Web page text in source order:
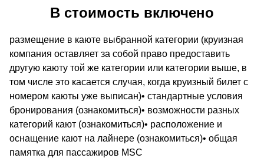
В стоимость включено
размещение в каюте выбранной категории (круизная
компания оставляет за собой право предоставить
другую каюту той же категории или категории выше, в
том числе это касается случая, когда круизный билет с
номером каюты уже выписан)• стандартные условия
бронирования (ознакомиться)• возможности разных
категорий кают (ознакомиться)• расположение и
оснащение кают на лайнере (ознакомиться)• общая
памятка для пассажиров MSC